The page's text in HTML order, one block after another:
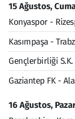
15 Ağustos,
Konyaspor -
Kasımpaşa -
Gençlerbirliği
Gaziantep FK -
16 Ağustos,